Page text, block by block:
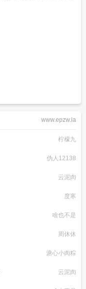
www.epzw.la
柠檬九
伪人12138
云泥肉
度寒
啥也不是
周休休
溏心小肉粽
云泥肉